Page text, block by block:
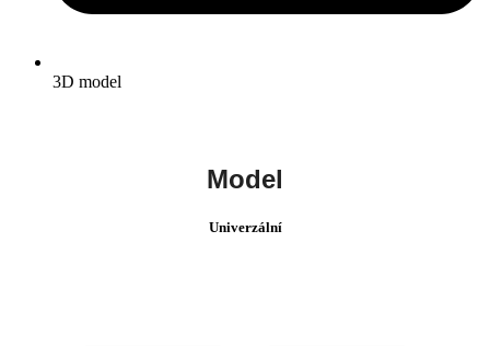
3D model
Model
Univerzální